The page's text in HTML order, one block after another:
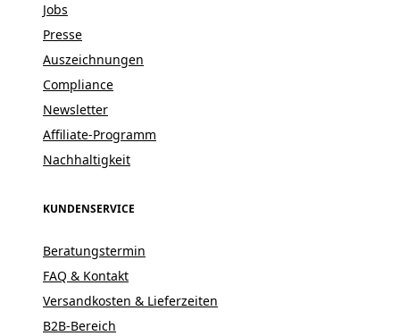
Jobs
Presse
Auszeichnungen
Compliance
Newsletter
Affiliate-Programm
Nachhaltigkeit
KUNDENSERVICE
Beratungstermin
FAQ & Kontakt
Versandkosten & Lieferzeiten
B2B-Bereich